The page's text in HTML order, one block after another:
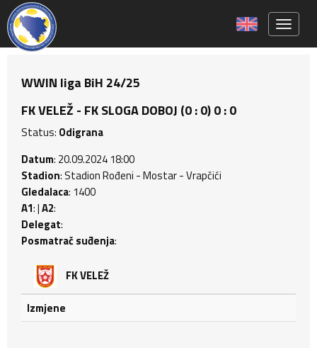
WWIN liga BiH 24/25
FK VELEŽ - FK SLOGA DOBOJ (0 : 0) 0 : 0
Status: Odigrana
Datum: 20.09.2024 18:00
Stadion: Stadion Rođeni - Mostar - Vrapčići
Gledalaca: 1400
A1: |A2:
Delegat:
Posmatrač suđenja:
FK VELEŽ
Izmjene